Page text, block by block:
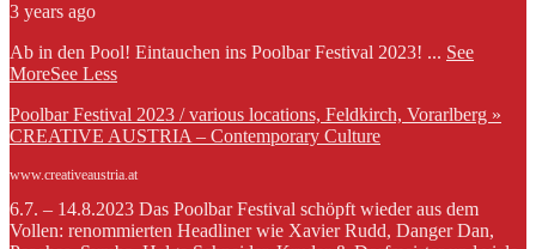
3 years ago
Ab in den Pool! Eintauchen ins Poolbar Festival 2023! ... See
MoreSee Less
Poolbar Festival 2023 / various locations, Feldkirch, Vorarlberg »
CREATIVE AUSTRIA – Contemporary Culture
www.creativeaustria.at
6.7. – 14.8.2023 Das Poolbar Festival schöpft wieder aus dem
Vollen: renommierten Headliner wie Xavier Rudd, Danger Dan,